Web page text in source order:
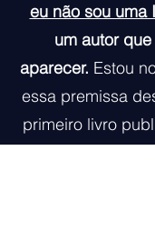
eu não sou uma
um autor
aparecer. Estou
essa premissa
primeiro livro